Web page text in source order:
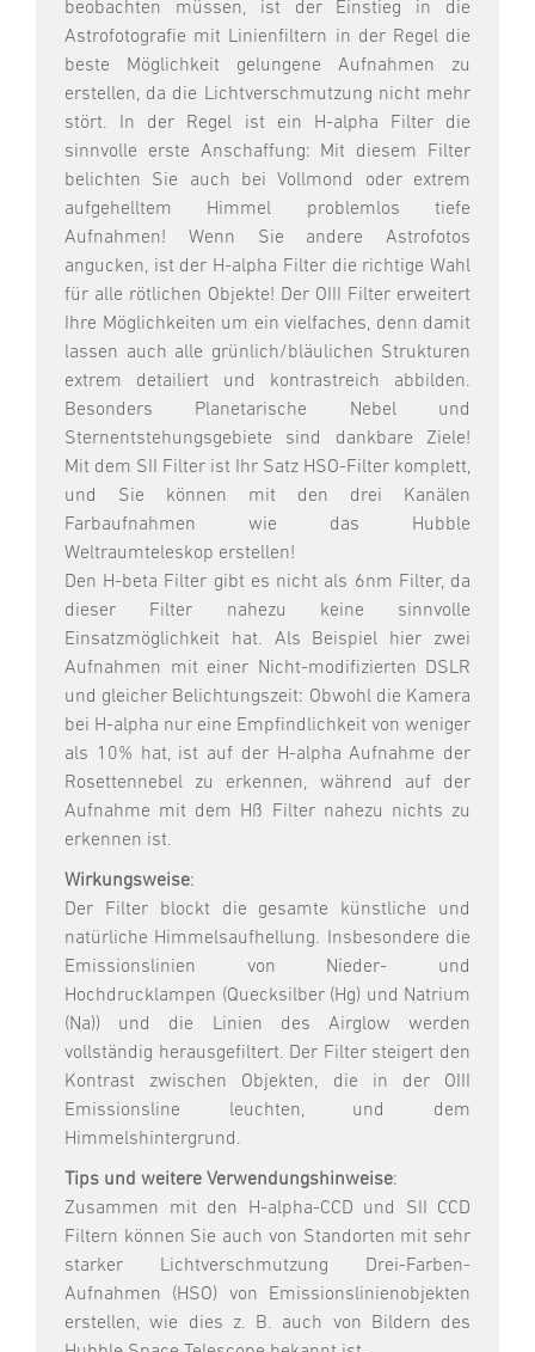
beobachten müssen, ist der Einstieg in die
Astrofotografie mit Linienfiltern in der Regel die
beste Möglichkeit gelungene Aufnahmen zu
erstellen, da die Lichtverschmutzung nicht mehr
stört. In der Regel ist ein H-alpha Filter die
sinnvolle erste Anschaffung: Mit diesem Filter
belichten Sie auch bei Vollmond oder extrem
aufgehelltem Himmel problemlos tiefe
Aufnahmen! Wenn Sie andere Astrofotos
angucken, ist der H-alpha Filter die richtige Wahl
für alle rötlichen Objekte! Der OIII Filter erweitert
Ihre Möglichkeiten um ein vielfaches, denn damit
lassen auch alle grünlich/bläulichen Strukturen
extrem detailiert und kontrastreich abbilden.
Besonders Planetarische Nebel und
Sternentstehungsgebiete sind dankbare Ziele!
Mit dem SII Filter ist Ihr Satz HSO-Filter komplett,
und Sie können mit den drei Kanälen
Farbaufnahmen wie das Hubble
Weltraumteleskop erstellen!
Den H-beta Filter gibt es nicht als 6nm Filter, da
dieser Filter nahezu keine sinnvolle
Einsatzmöglichkeit hat. Als Beispiel hier zwei
Aufnahmen mit einer Nicht-modifizierten DSLR
und gleicher Belichtungszeit: Obwohl die Kamera
bei H-alpha nur eine Empfindlichkeit von weniger
als 10% hat, ist auf der H-alpha Aufnahme der
Rosettennebel zu erkennen, während auf der
Aufnahme mit dem Hß Filter nahezu nichts zu
erkennen ist.
Wirkungsweise:
Der Filter blockt die gesamte künstliche und
natürliche Himmelsaufhellung. Insbesondere die
Emissionslinien von Nieder- und
Hochdrucklampen (Quecksilber (Hg) und Natrium
(Na)) und die Linien des Airglow werden
vollständig herausgefiltert. Der Filter steigert den
Kontrast zwischen Objekten, die in der OIII
Emissionsline leuchten, und dem
Himmelshintergrund.
Tips und weitere Verwendungshinweise:
Zusammen mit den H-alpha-CCD und SII CCD
Filtern können Sie auch von Standorten mit sehr
starker Lichtverschmutzung Drei-Farben-
Aufnahmen (HSO) von Emissionslinienobjekten
erstellen, wie dies z. B. auch von Bildern des